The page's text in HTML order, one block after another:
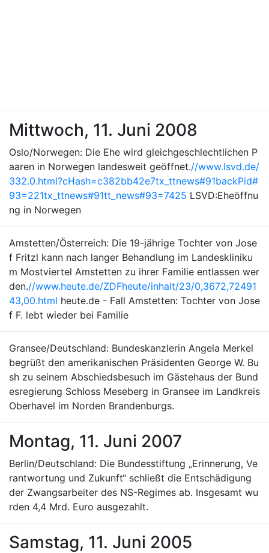
Mittwoch, 11. Juni 2008
Oslo/Norwegen: Die Ehe wird gleichgeschlechtlichen P
aaren in Norwegen landesweit geöffnet.//www.lsvd.de/
332.0.html?cHash=c382bb42e7tx_ttnews#91backPid#
93=221tx_ttnews#91tt_news#93=7425 LSVD:Eheöffnu
ng in Norwegen
Amstetten/Österreich: Die 19-jährige Tochter von Jose
f Fritzl kann nach langer Behandlung im Landeskliniku
m Mostviertel Amstetten zu ihrer Familie entlassen wer
den.//www.heute.de/ZDFheute/inhalt/23/0,3672,72491
43,00.html heute.de - Fall Amstetten: Tochter von Jose
f F. lebt wieder bei Familie
Gransee/Deutschland: Bundeskanzlerin Angela Merkel
begrüßt den amerikanischen Präsidenten George W. Bu
sh zu seinem Abschiedsbesuch im Gästehaus der Bund
esregierung Schloss Meseberg in Gransee im Landkreis
Oberhavel im Norden Brandenburgs.
Montag, 11. Juni 2007
Berlin/Deutschland: Die Bundesstiftung „Erinnerung, Ve
rantwortung und Zukunft“ schließt die Entschädigung
der Zwangsarbeiter des NS-Regimes ab. Insgesamt wu
rden 4,4 Mrd. Euro ausgezahlt.
Samstag, 11. Juni 2005